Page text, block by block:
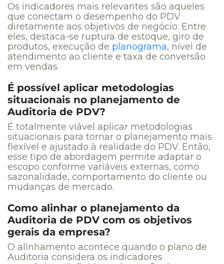
Os indicadores mais relevantes são aqueles
que conectam o desempenho do PDV
diretamente aos objetivos de negócio. Entre
eles, destaca-se ruptura de estoque, giro de
produtos, execução de planograma, nível de
atendimento ao cliente e taxa de conversão
em vendas.
É possível aplicar metodologias
situacionais no planejamento de
Auditoria de PDV?
É totalmente viável aplicar metodologias
situacionais para tornar o planejamento mais
flexível e ajustado à realidade do PDV. Então,
esse tipo de abordagem permite adaptar o
escopo conforme variáveis externas, como
sazonalidade, comportamento do cliente ou
mudanças de mercado.
Como alinhar o planejamento da
Auditoria de PDV com os objetivos
gerais da empresa?
O alinhamento acontece quando o plano de
Auditoria considera os indicadores